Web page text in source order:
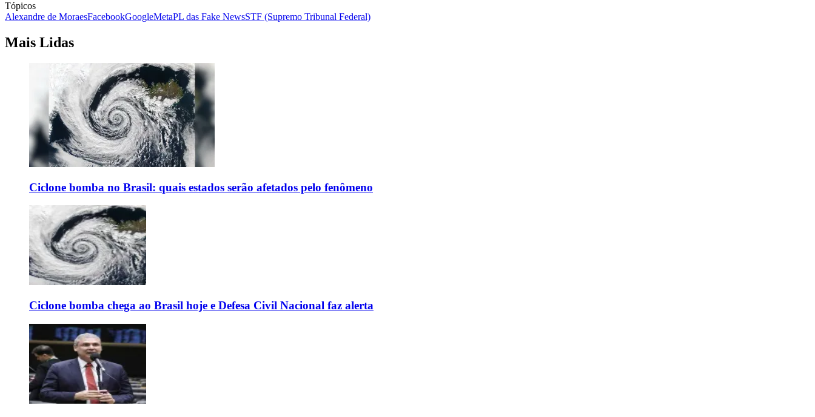
Tópicos
Alexandre de MoraesFacebookGoogleMetaPL das Fake NewsSTF (Supremo Tribunal Federal)
Mais Lidas
Ciclone bomba no Brasil: quais estados serão afetados pelo fenômeno
Ciclone bomba chega ao Brasil hoje e Defesa Civil Nacional faz alerta